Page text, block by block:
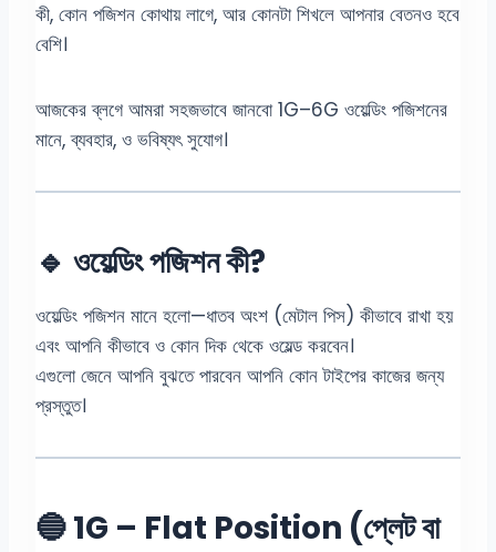
কী, কোন পজিশন কোথায় লাগে, আর কোনটা শিখলে আপনার বেতনও হবে
বেশি।
আজকের ব্লগে আমরা সহজভাবে জানবো 1G–6G ওয়েল্ডিং পজিশনের
মানে, ব্যবহার, ও ভবিষ্যৎ সুযোগ।
🔹 ওয়েল্ডিং পজিশন কী?
ওয়েল্ডিং পজিশন মানে হলো—ধাতব অংশ (মেটাল পিস) কীভাবে রাখা হয়
এবং আপনি কীভাবে ও কোন দিক থেকে ওয়েল্ড করবেন।
এগুলো জেনে আপনি বুঝতে পারবেন আপনি কোন টাইপের কাজের জন্য
প্রস্তুত।
🔵 1G – Flat Position (প্লেট বা